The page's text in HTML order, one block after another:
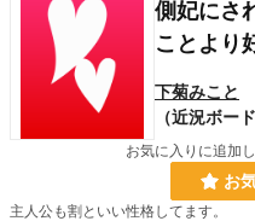
側妃にさ
ことより
下菊みこと
（近況ボー
お気に入りに追加
お
主人公も割といい性格してます。